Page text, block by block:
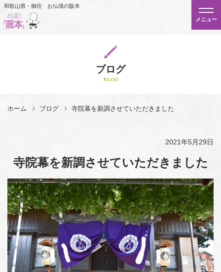
和歌山県・御坊 お仏壇の阪本
メニュー
ブログ
BLOG
ホーム ブログ 寺院幕を新調させていただきました
2021年5月29日
寺院幕を新調させていただきました